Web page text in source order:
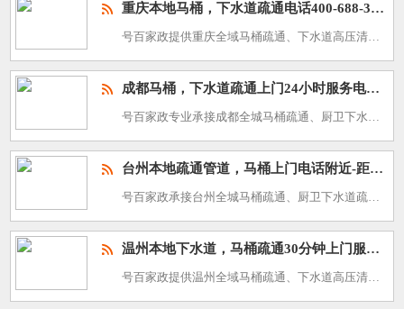
重庆本地马桶，下水道疏通电话400-688-3588_附近500米
号百家政提供重庆全域马桶疏通、下水道高压清洗、管道维修、化粪池清淤一站式服务，咨询热线：400-688-3588。重庆作为山城，地势高低落差巨大，楼栋依山修建，地下排水管网错综复杂，常年高湿多雾，重油
成都马桶，下水道疏通上门24小时服务电话-同城附近500米
号百家政专业承接成都全城马桶疏通、厨卫下水道疏通、高压管道清洗、化粪池清掏清理，24 小时上门服务热线：400-688-3588。成都地处四川盆地，常年湿润多雾，雨季漫长，主城区新旧小区交错，大量公寓
台州本地疏通管道，马桶上门电话附近-距离500米
号百家政承接台州全城马桶疏通、厨卫下水道疏通、地下管道高压清洗、化粪池清理服务，24 小时上门热线：400-688-3588。台州浙江沿海城市，椒江、路桥老小区密集，沿海区域地下水位偏高，常年受海风湿
温州本地下水道，马桶疏通30分钟上门服务电话-附近500米
号百家政提供温州全域马桶疏通、下水道高压清洗、管道维修、化粪池清淤一站式服务，咨询热线：400-688-3588。温州依山临海，河网密布，梅雨季节漫长，夏秋经常遭遇台风暴雨，鹿城老城区民居、瓯北工业园